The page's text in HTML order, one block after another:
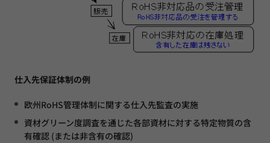
仕入先保証体制の例
欧州RoHS管理体制に関する仕入先監査の実施
資材グリーン度調査を通じた各部資材に対する特定物質の含
有確認 (または非含有の確認)